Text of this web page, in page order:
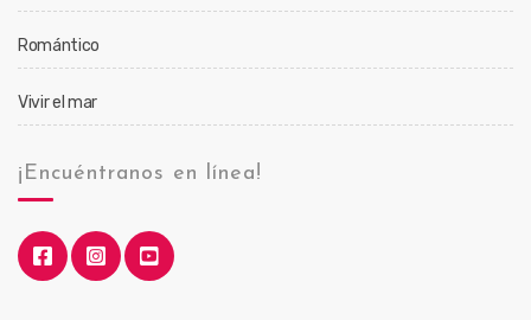
Romántico
Vivir el mar
¡Encuéntranos en línea!